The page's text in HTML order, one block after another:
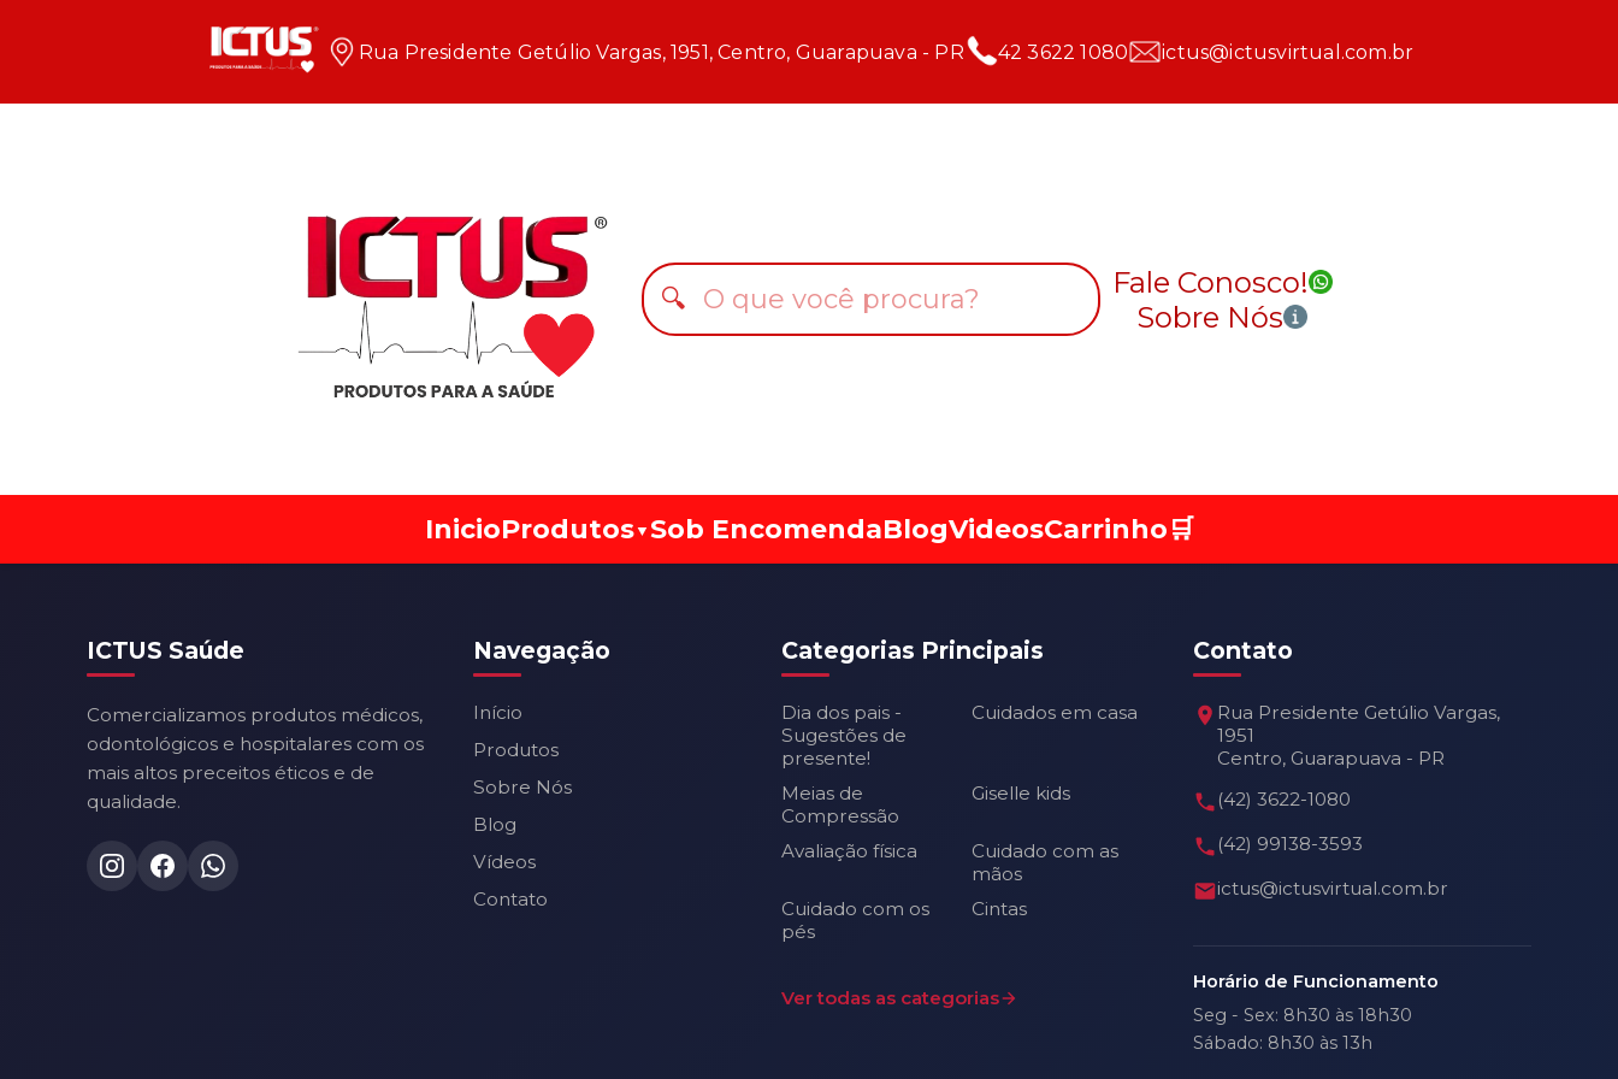
Rua Presidente Getúlio Vargas, 1951, Centro, Guarapuava - PR 42 3622 1080 ictus@ictusvirtual.com.br
🔍
Fale Conosco!
Sobre Nós
InicioProdutos▼ Sob EncomendaBlogVideosCarrinho🛒
ICTUS Saúde
Comercializamos produtos médicos,
odontológicos e hospitalares com os
mais altos preceitos éticos e de
qualidade.
Navegação
Início
Produtos
Sobre Nós
Blog
Vídeos
Contato
Categorias Principais
Dia dos pais -
Sugestões de
presente!
Cuidados em casa
Meias de
Compressão
Giselle kids
Avaliação física
Cuidado com as
mãos
Cuidado com os
pés
Cintas
Ver todas as categorias
Contato
Rua Presidente Getúlio Vargas,
1951
Centro, Guarapuava - PR
(42) 3622-1080
(42) 99138-3593
ictus@ictusvirtual.com.br
Horário de Funcionamento
Seg - Sex: 8h30 às 18h30
Sábado: 8h30 às 13h